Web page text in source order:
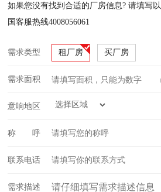
如果您没有找到合适的厂房信息? 请填写
国客服热线4008056061
需求类型 租厂房 买厂房
需求面积
意响地区
称 呼
联系电话
需求描述